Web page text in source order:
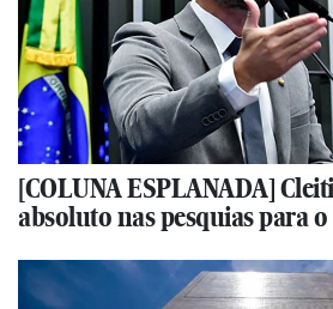
[COLUNA ESPLANADA]
absoluto nas pesquias para